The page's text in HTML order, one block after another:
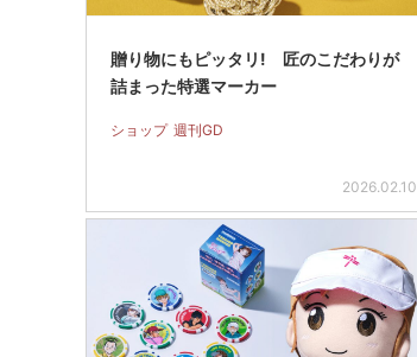
贈り物にもピッタリ! 匠のこだわりが
詰まった特選マーカー
ショップ 週刊GD
2026.02.10